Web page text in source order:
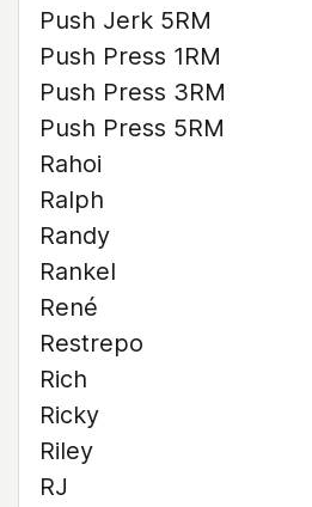
Push Jerk 5RM
Push Press 1RM
Push Press 3RM
Push Press 5RM
Rahoi
Ralph
Randy
Rankel
René
Restrepo
Rich
Ricky
Riley
RJ